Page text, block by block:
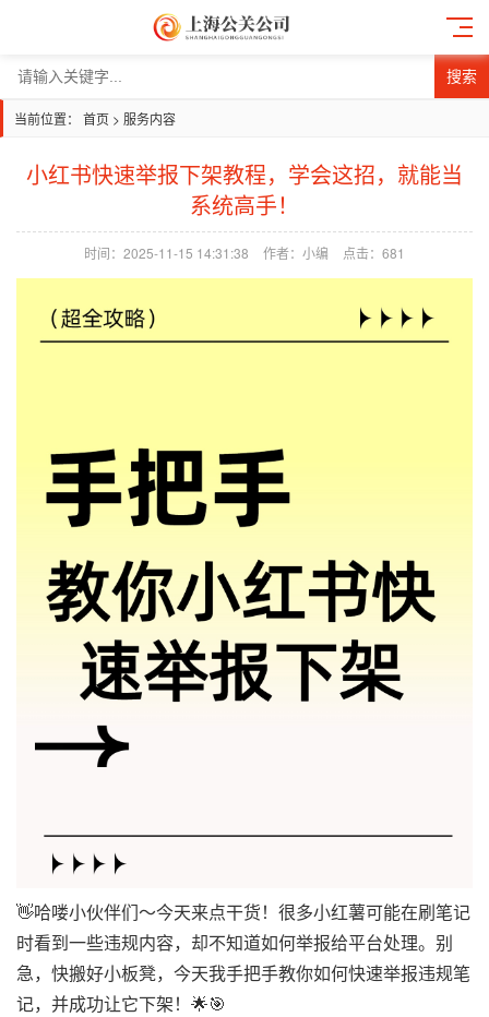
搜索
当前位置： 首页 > 服务内容
小红书快速举报下架教程，学会这招，就能当
系统高手！
时间：2025-11-15 14:31:38 作者：小编 点击： 681
👋哈喽小伙伴们～今天来点干货！很多小红薯可能在刷笔记
时看到一些违规内容，却不知道如何举报给平台处理。别
急，快搬好小板凳，今天我手把手教你如何快速举报违规笔
记，并成功让它下架！🌟🎯